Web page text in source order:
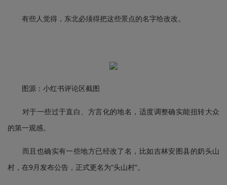
有些人觉得，东北必须得把这些景点的名字给改改。
图源：小红书评论区截图
对于一些过于直白、方言化的地名，适度调整确实能扭转大众
的第一观感。
而且也确实有一些地方已经改了名，比如吉林安图县的奶头山
村，在9月发布公告，正式更名为“头山村”。